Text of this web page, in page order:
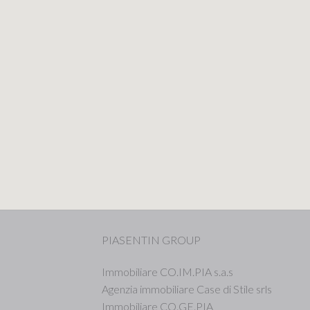
PIASENTIN GROUP
Immobiliare CO.IM.PIA s.a.s
Agenzia immobiliare Case di Stile srls
Immobiliare CO.GE.PIA